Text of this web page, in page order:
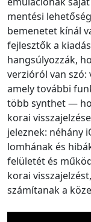
mentési
bemenetet kínál
fejlesztők a
hangsúlyozzák,
verzióról van szó:
amely további
több synthet —
korai
jeleznek: néhány
lomhának és
felületét és
korai
számítanak a